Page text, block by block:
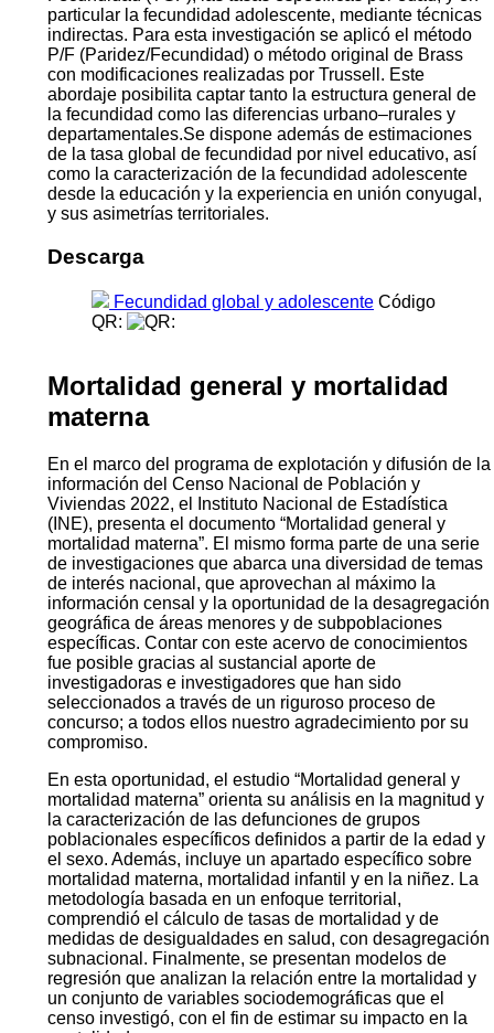
particular la fecundidad adolescente, mediante técnicas
indirectas. Para esta investigación se aplicó el método
P/F (Paridez/Fecundidad) o método original de Brass
con modificaciones realizadas por Trussell. Este
abordaje posibilita captar tanto la estructura general de
la fecundidad como las diferencias urbano–rurales y
departamentales.Se dispone además de estimaciones
de la tasa global de fecundidad por nivel educativo, así
como la caracterización de la fecundidad adolescente
desde la educación y la experiencia en unión conyugal,
y sus asimetrías territoriales.
Descarga
Fecundidad global y adolescente Código
QR:
Mortalidad general y mortalidad
materna
En el marco del programa de explotación y difusión de la
información del Censo Nacional de Población y
Viviendas 2022, el Instituto Nacional de Estadística
(INE), presenta el documento “Mortalidad general y
mortalidad materna”. El mismo forma parte de una serie
de investigaciones que abarca una diversidad de temas
de interés nacional, que aprovechan al máximo la
información censal y la oportunidad de la desagregación
geográfica de áreas menores y de subpoblaciones
específicas. Contar con este acervo de conocimientos
fue posible gracias al sustancial aporte de
investigadoras e investigadores que han sido
seleccionados a través de un riguroso proceso de
concurso; a todos ellos nuestro agradecimiento por su
compromiso.
En esta oportunidad, el estudio “Mortalidad general y
mortalidad materna” orienta su análisis en la magnitud y
la caracterización de las defunciones de grupos
poblacionales específicos definidos a partir de la edad y
el sexo. Además, incluye un apartado específico sobre
mortalidad materna, mortalidad infantil y en la niñez. La
metodología basada en un enfoque territorial,
comprendió el cálculo de tasas de mortalidad y de
medidas de desigualdades en salud, con desagregación
subnacional. Finalmente, se presentan modelos de
regresión que analizan la relación entre la mortalidad y
un conjunto de variables sociodemográficas que el
censo investigó, con el fin de estimar su impacto en la